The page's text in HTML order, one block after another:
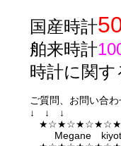
国産時計
舶来時計
時計に関す
ご質問、お問い合
↓ ↓ ↓
Megane